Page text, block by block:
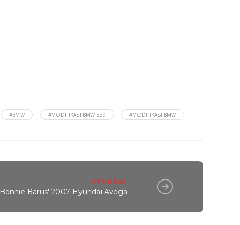
#BMW #MODIFIKASI BMW E39 #MODIFIKASI BMW
HYUNDAI
Bonnie Barus' 2007 Hyundai Avega